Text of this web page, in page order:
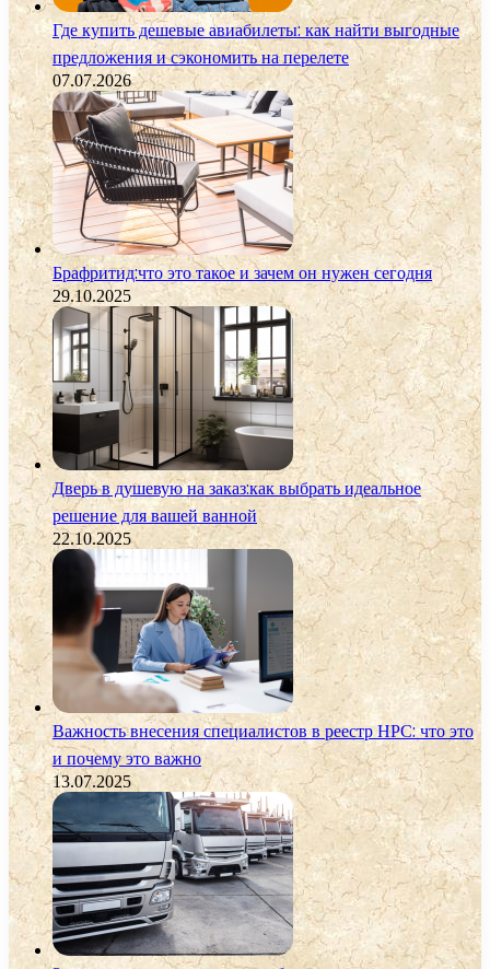
Где купить дешевые авиабилеты: как найти выгодные
предложения и сэкономить на перелете
07.07.2026
Брафритид:что это такое и зачем он нужен сегодня
29.10.2025
Дверь в душевую на заказ:как выбрать идеальное
решение для вашей ванной
22.10.2025
Важность внесения специалистов в реестр НРС: что это
и почему это важно
13.07.2025